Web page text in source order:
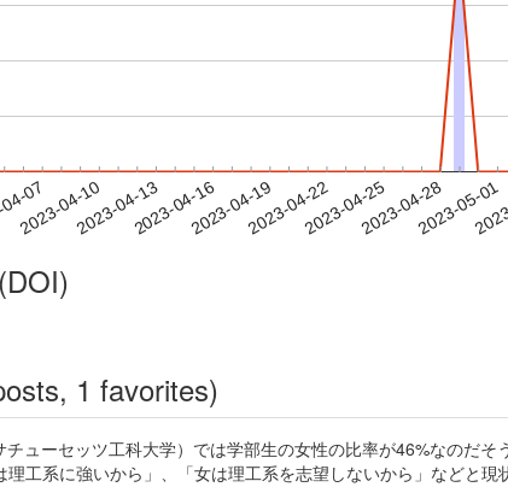
07
2023-04-102023-04-132023-04-162023-04-192023-04-222023-04-252023-04-282023-05-01
1 favorites)
ューセッツ工科大学）では学部生の女性の比率が46%なのだ
工系に強いから」、「女は理工系を志望しないから」などと